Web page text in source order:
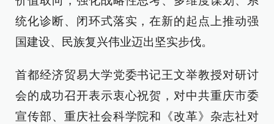
统化诊断、闭环式落实，在新的起点上推动强
国建设、民族复兴伟业迈出坚实步伐。
首都经济贸易大学党委书记王文举教授对研讨
会的成功召开表示衷心祝贺，对中共重庆市委
宣传部、重庆社会科学院和《改革》杂志社对